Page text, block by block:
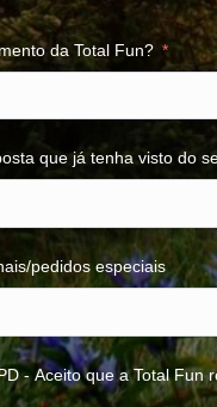
da Total Fun?
que já tenha visto do
pedidos especiais
- Aceito que a Total